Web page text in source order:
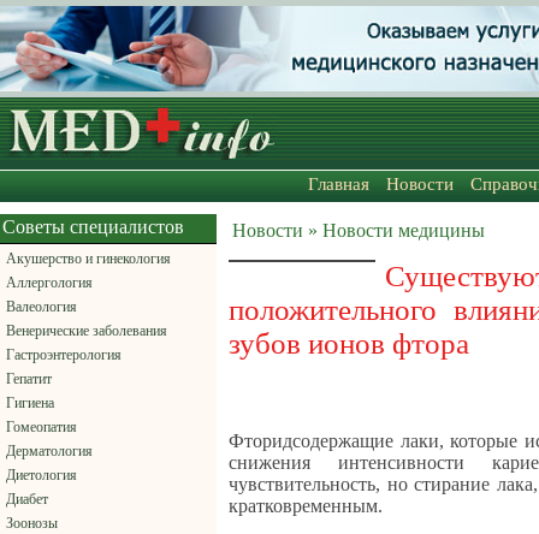
Главная Новости
Советы специалистов
Акушерство и гинекология
Аллергология
Валеология
Венерические заболевания
Гастроэнтерология
Гепатит
Гигиена
Гомеопатия
Дерматология
Диетология
Диабет
Зоонозы
Новости » Новости медицины
положительного
зубов ионов фтора
Фторидсодержащие лаки, которые
снижения интенсивности
чувствительность, но стирание
кратковременным.